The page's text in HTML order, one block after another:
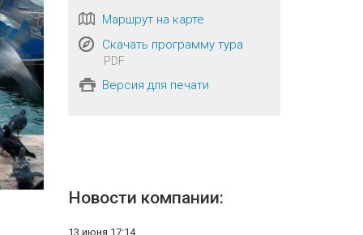
Маршрут на карте
Скачать программу тура
PDF
Версия для печати
Новости компании:
13 июня 17:14